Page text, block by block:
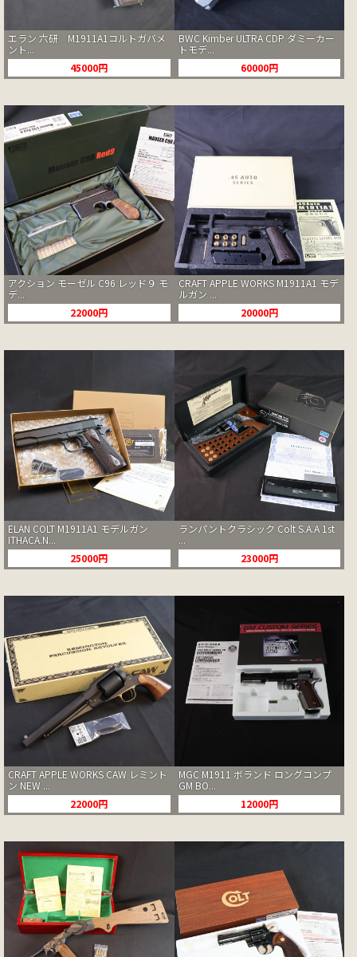
エラン 六研 M1911A1コルトガバメ
ント...
45000円
BWC Kimber ULTRA CDP ダミーカー
トモデ...
60000円
アクション モーゼル C96 レッド９ モ
デ...
22000円
CRAFT APPLE WORKS M1911A1 モデ
ルガン ...
20000円
ELAN COLT M1911A1 モデルガン
ITHACA.N...
25000円
ランパントクラシック Colt S.A.A 1st
...
23000円
CRAFT APPLE WORKS CAW レミント
ン NEW ...
22000円
MGC M1911 ボランド ロングコンプ
GM BO...
12000円